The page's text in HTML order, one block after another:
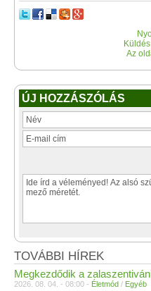
Az
ÚJ HOZZÁSZÓLÁS
TOVÁBBI HÍREK
Megkezdődik a
2026. 08. 04. - 08:00 - Életmód / Egyéb